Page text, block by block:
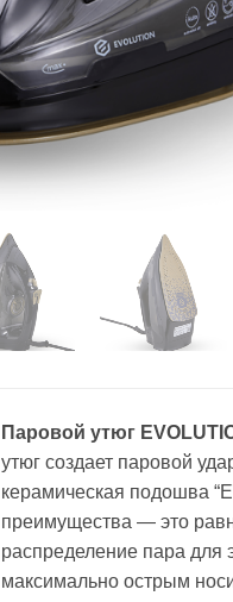
Паровой утюг
утюг создает паровой
керамическая подошва
преимущества — это
распределение пара для
максимально острым